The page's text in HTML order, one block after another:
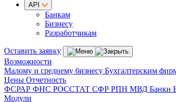
API
Банкам
Бизнесу
Разработчикам
Оставить заявку
Возможности
Малому и среднему бизнесу Бухгалтерским
Цены Отчетность
ФСРАР ФНС РОССТАТ СФР РПН МВД Банки
Модули